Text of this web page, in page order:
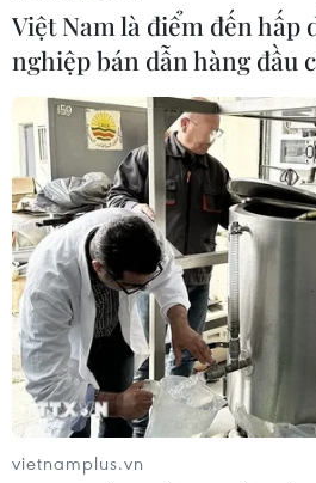
Việt Nam là điểm đến hấp
nghiệp bán dẫn hàng đầu
vietnamplus.vn